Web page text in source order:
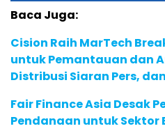
Baca Juga:
Cision Raih MarTech
untuk Pemantauan dan
Distribusi Siaran Pers,
Fair Finance Asia Desak
Pendanaan untuk Sektor